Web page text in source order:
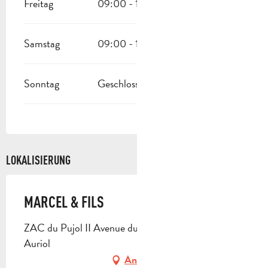
Samstag 09:00 - 19:30
Sonntag Geschlossen
LOKALISIERUNG
MARCEL & FILS
ZAC du Pujol II Avenue du 19 Mars 1962, 13390
Auriol
Anfahrt